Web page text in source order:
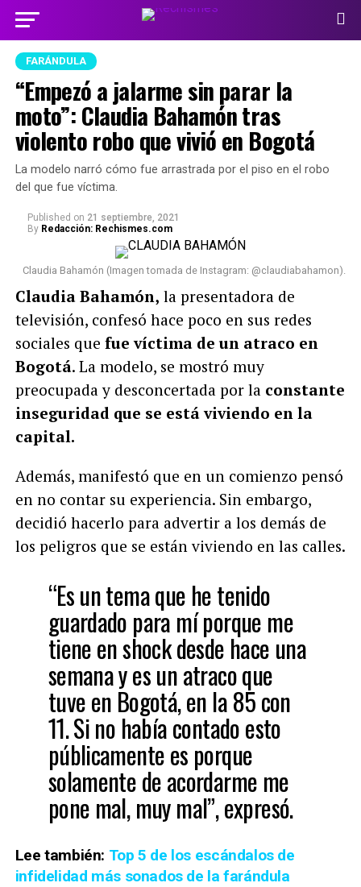
FARÁNDULA
“Empezó a jalarme sin parar la
moto”: Claudia Bahamón tras
violento robo que vivió en Bogotá
La modelo narró cómo fue arrastrada por el piso en el robo
del que fue víctima.
Published on 21 septiembre, 2021
By Redacción: Rechismes.com
Claudia Bahamón (Imagen tomada de Instagram: @claudiabahamon).
Claudia Bahamón, la presentadora de
televisión, confesó hace poco en sus redes
sociales que fue víctima de un atraco en
Bogotá. La modelo, se mostró muy
preocupada y desconcertada por laconstante
inseguridad que se está viviendo en la
capital.
Además, manifestó que en un comienzo pensó
en no contar su experiencia. Sin embargo,
decidió hacerlo para advertir a los demás de
los peligros que se están viviendo en las calles.
“Es un tema que he tenido
guardado para mí porque me
tiene en shock desde hace una
semana y es un atraco que
tuve en Bogotá, en la 85 con
11. Si no había contado esto
públicamente es porque
solamente de acordarme me
pone mal, muy mal”, expresó.
Lee también: Top 5 de los escándalos de
infidelidad más sonados de la farándula